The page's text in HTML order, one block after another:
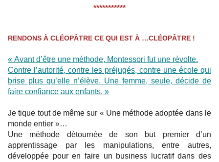
***********
RENDONS À CLÉOPÂTRE CE QUI EST À …CLÉOPÂTRE !
« Avant d’être une méthode, Montessori fut une révolte.
Contre l’autorité, contre les préjugés, contre une école qui
brise plus qu’elle n’élève. Une femme, seule, décide de
faire confiance aux enfants. »
Je tique tout de même sur « Une méthode adoptée dans le
monde entier »…
Une méthode détournée de son but premier d’un
apprentissage par les manipulations, entre autres,
développée pour en faire un business lucratif dans des